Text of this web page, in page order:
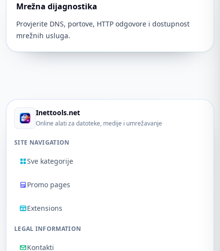
Mrežna dijagnostika
Provjerite DNS, portove, HTTP odgovore i dostupnost
mrežnih usluga.
Inettools.net
Online alati za datoteke, medije i umrežavanje
SITE NAVIGATION
Sve kategorije
Promo pages
Extensions
LEGAL INFORMATION
Kontakti